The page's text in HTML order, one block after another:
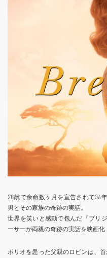
28歳で余命数ヶ月を宣告されて36
男とその家族の奇跡の実話。
世界を笑いと感動で包んだ『ブリ
ーサーが両親の奇跡の実話を映画化
ポリオを患った父親のロビンは、